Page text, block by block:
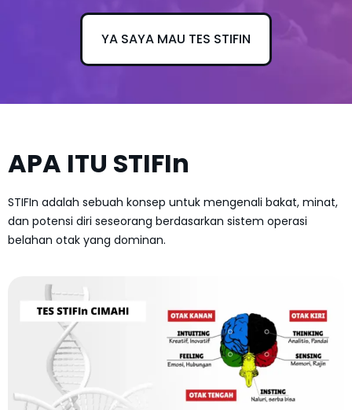
YA SAYA MAU TES STIFIN
APA ITU STIFIn
STIFIn adalah sebuah konsep untuk mengenali bakat, minat,
dan potensi diri seseorang berdasarkan sistem operasi
belahan otak yang dominan.